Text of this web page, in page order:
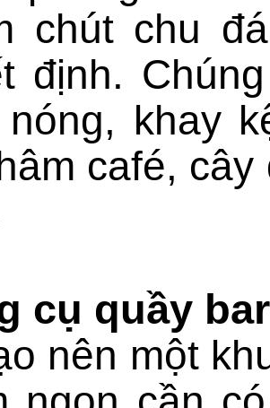
chút chu
định.
nóng, khay
café,
cụ quầy bar
nên một